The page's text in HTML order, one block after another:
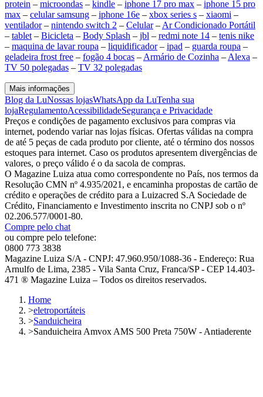
protein – microondas – kindle – iphone 17 pro max – iphone 15 pro
max – celular samsung – iphone 16e – xbox series s – xiaomi –
ventilador– nintendo switch 2 – Celular– Ar Condicionado Portátil
– tablet – Bicicleta – Body Splash – jbl – redmi note 14 – tenis nike
– maquina de lavar roupa – liquidificador– ipad – guarda roupa –
geladeira frost free – fogão 4 bocas – Armário de Cozinha – Alexa –
TV 50 polegadas – TV 32 polegadas
Mais informações
Blog da LuNossas lojasWhatsApp da LuTenha sua
lojaRegulamentoAcessibilidadeSegurança e Privacidade
Preços e condições de pagamento exclusivos para compras via
internet, podendo variar nas lojas físicas. Ofertas válidas na compra
de até 5 peças de cada produto por cliente, até o término dos nossos
estoques para internet. Caso os produtos apresentem divergências de
valores, o preço válido é o da sacola de compras.
O Magazine Luiza atua como correspondente no País, nos termos da
Resolução CMN nº 4.935/2021, e encaminha propostas de cartão de
crédito e operações de crédito para a Luizacred S.A Sociedade de
Crédito, Financiamento e Investimento inscrita no CNPJ sob o nº
02.206.577/0001-80.
Compre pelo chat
ou compre pelo telefone:
0800 773 3838
Magazine Luiza S/A - CNPJ: 47.960.950/1088-36 - Endereço: Rua
Arnulfo de Lima, 2385 - Vila Santa Cruz, Franca/SP - CEP 14.403-
471 ® Magazine Luiza – Todos os direitos reservados.
Home
>eletroportáteis
>Sanduicheira
>Sanduicheira Amvox AMS 500 Preta 750W - Antiaderente